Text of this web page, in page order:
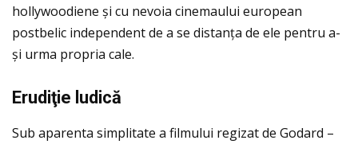
hollywoodiene și cu nevoia cinemaului european
postbelic independent de a se distanţa de ele pentru a-
și urma propria cale.
Erudiţie ludică
Sub aparenta simplitate a filmului regizat de Godard –